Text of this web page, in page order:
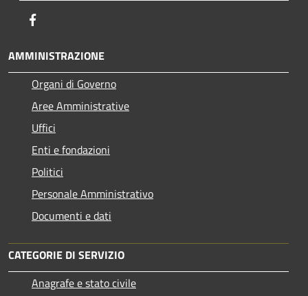
AMMINISTRAZIONE
Organi di Governo
Aree Amministrative
Uffici
Enti e fondazioni
Politici
Personale Amministrativo
Documenti e dati
CATEGORIE DI SERVIZIO
Anagrafe e stato civile